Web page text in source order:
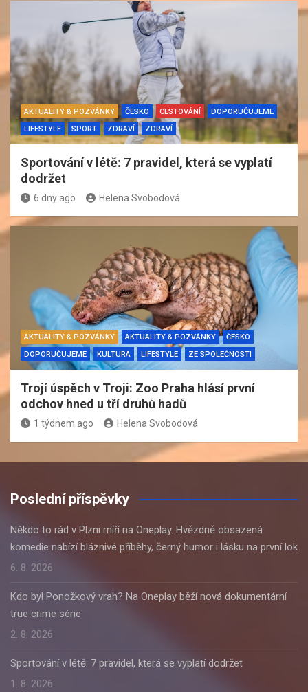
AKTUALITY & POZVÁNKY ČESKO CESTOVÁNÍ
DOPORUČUJEME
LIFESTYLE
SPORT ZDRAVÍ ZDRAVÍ
Sportování v létě: 7 pravidel, která se vyplatí
dodržet
6 dny ago Helena Svobodová
AKTUALITY & POZVÁNKY AKTUALITY & POZVÁNKY
ČESKO
DOPORUČUJEME
KULTURA LIFESTYLE ZE SPOLEČNOSTI
Trojí úspěch v Troji: Zoo Praha hlásí první
odchov hned u tří druhů hadů
1 týdnem ago Helena Svobodová
Poslední příspěvky
Někdo to rád v Plzni míří na Oneplay. Hvězdně obsazená
komedie nabízí bláznivé příběhy, černý humor i lásku na první lok
6. 8. 2026
Kdo byl Ponožkový vrah? Na Oneplay běží nová dokumentární
true crime série
2. 8. 2026
Sportování v létě: 7 pravidel, která se vyplatí dodržet
1. 8. 2026